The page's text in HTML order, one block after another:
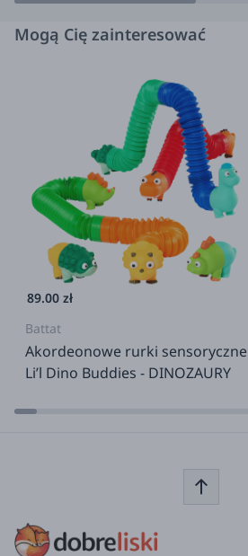
Mogą Cię zainteresować
89.00 zł
Battat
Akordeonowe rurki sensoryczne
Li’l Dino Buddies - DINOZAURY